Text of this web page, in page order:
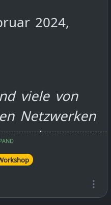
2024,
viele von
Netzwerken
stark
strukturiert
belauscht